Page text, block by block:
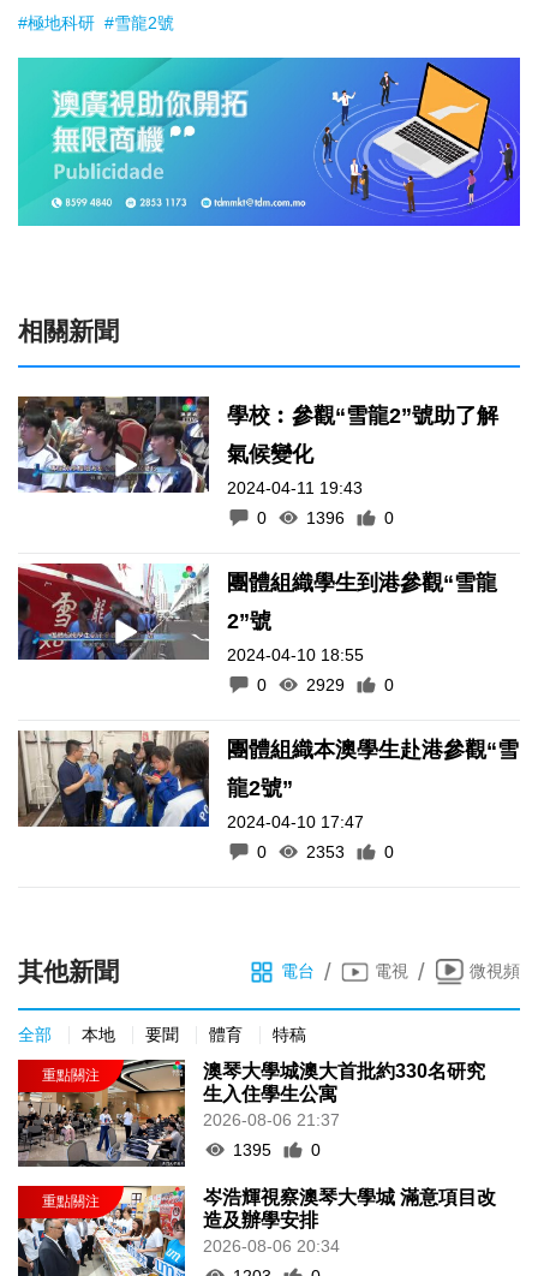
#極地科研 #雪龍2號
相關新聞
學校︰參觀“雪龍2”號助了解
氣候變化
2024-04-11 19:43
0
1396 0
團體組織學生到港參觀“雪龍
2”號
2024-04-10 18:55
0
2929 0
團體組織本澳學生赴港參觀“雪
龍2號”
2024-04-10 17:47
0
2353 0
其他新聞 電台 / 電視 / 微視頻
全部 本地 要聞 體育 特稿
澳琴大學城澳大首批約330名研究
生入住學生公寓
2026-08-06 21:37
1395
0
岑浩輝視察澳琴大學城 滿意項目改
造及辦學安排
2026-08-06 20:34